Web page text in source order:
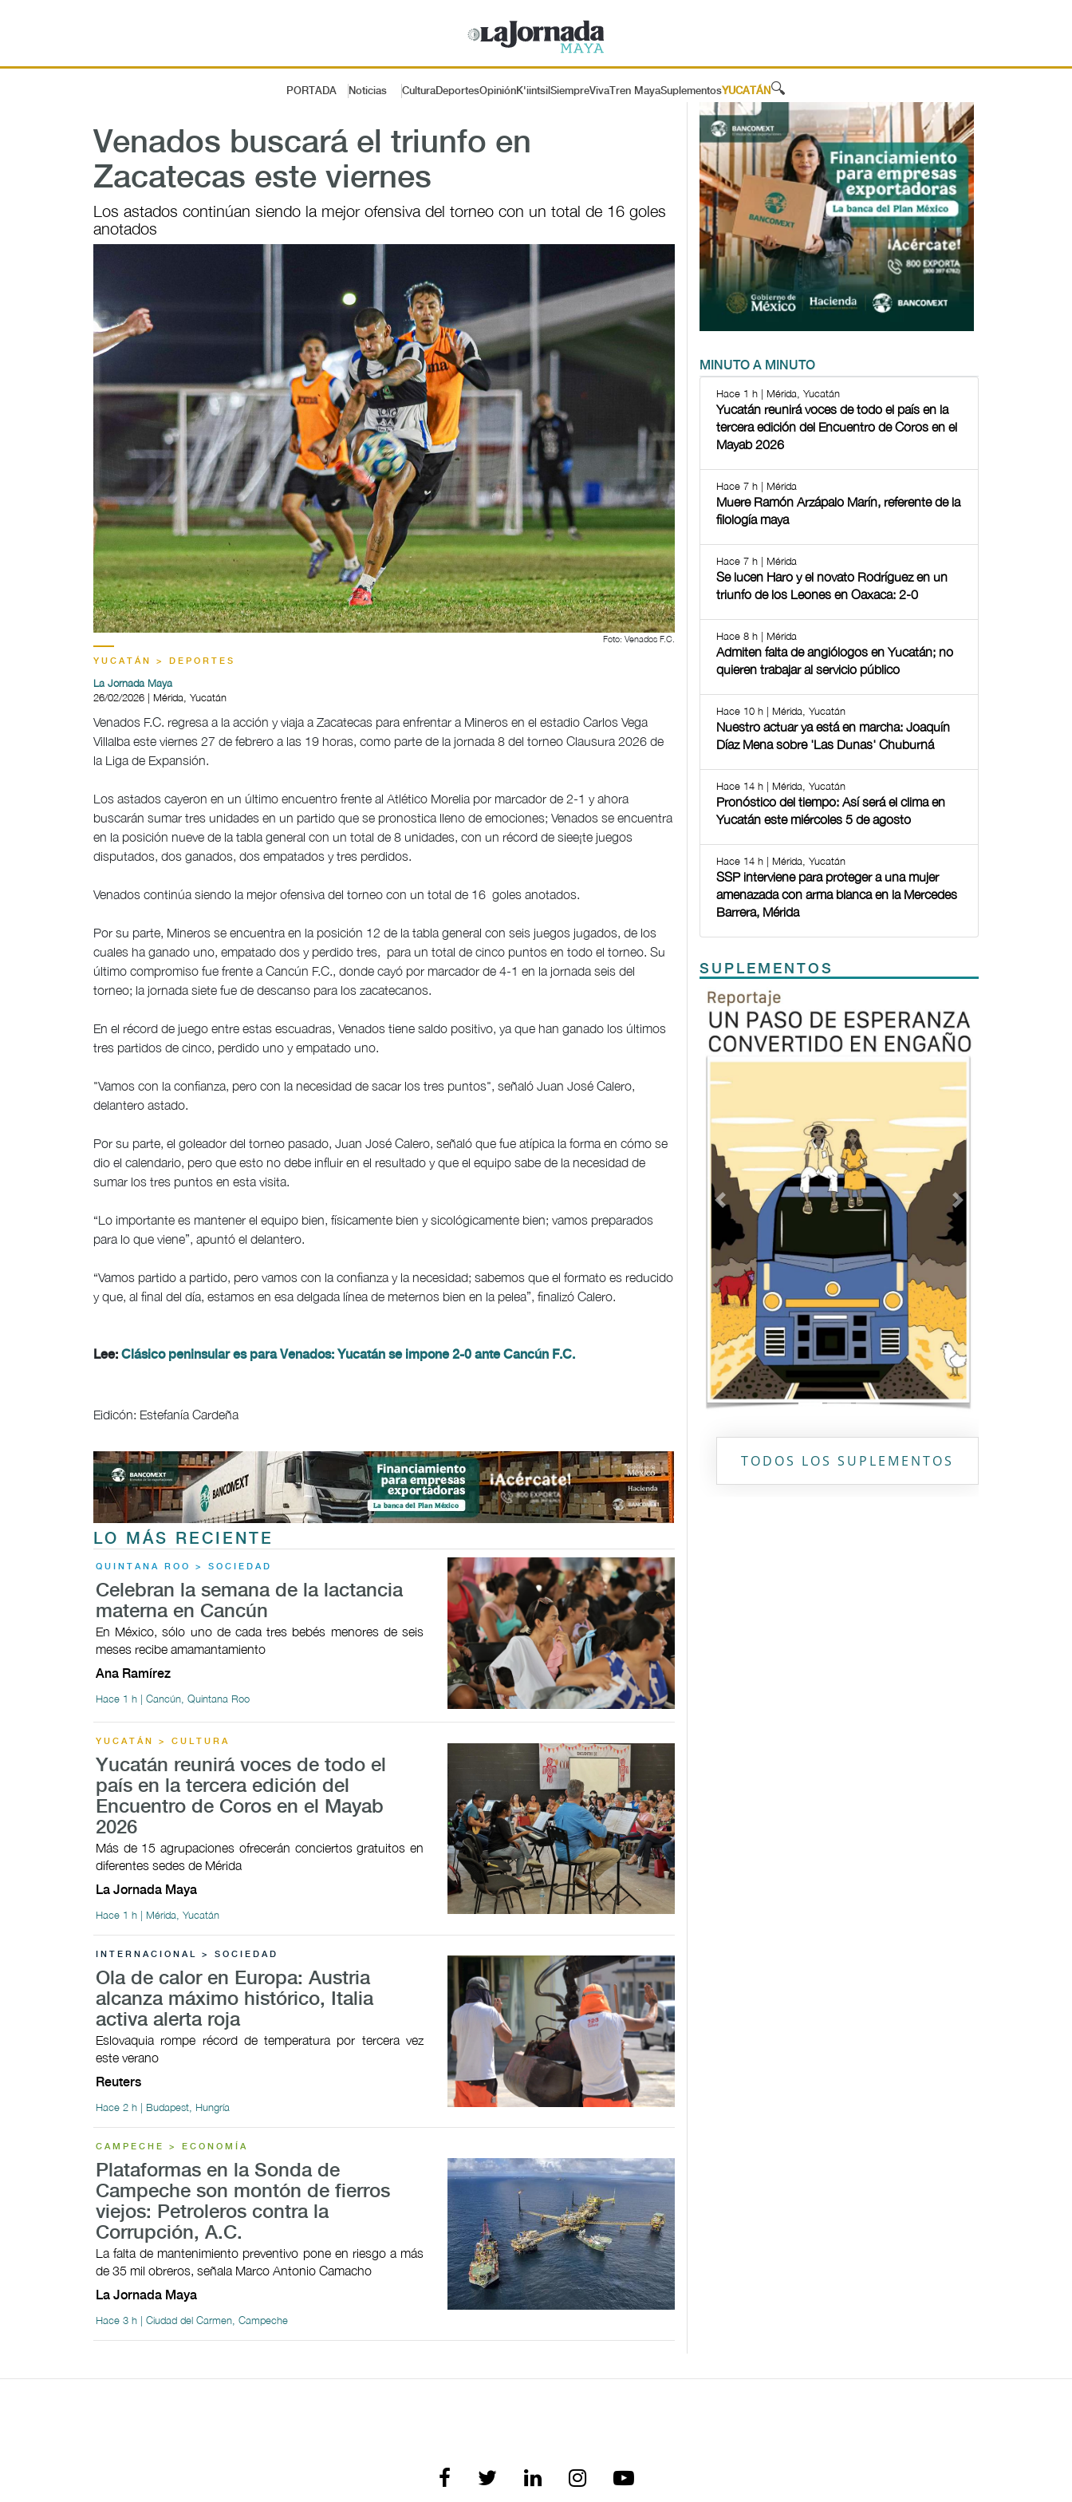
PORTADA Noticias CulturaDeportesOpiniónK'iintsil SiempreViva Tren MayaSuplementosYUCATÁN 🔍
Venados buscará el triunfo en
Zacatecas este viernes
Los astados continúan siendo la mejor ofensiva del torneo con un total de 16 goles
anotados
Foto: Venados F.C.
YUCATÁN > DEPORTES
La Jornada Maya
26/02/2026 | Mérida, Yucatán
Venados F.C. regresa a la acción y viaja a Zacatecas para enfrentar a Mineros en el estadio Carlos Vega
Villalba este viernes 27 de febrero a las 19 horas, como parte de la jornada 8 del torneo Clausura 2026 de
la Liga de Expansión.
Los astados cayeron en un último encuentro frente al Atlético Morelia por marcador de 2-1 y ahora
buscarán sumar tres unidades en un partido que se pronostica lleno de emociones; Venados se encuentra
en la posición nueve de la tabla general con un total de 8 unidades, con un récord de siee¡te juegos
disputados, dos ganados, dos empatados y tres perdidos.
Venados continúa siendo la mejor ofensiva del torneo con un total de 16 goles anotados.
Por su parte, Mineros se encuentra en la posición 12 de la tabla general con seis juegos jugados, de los
cuales ha ganado uno, empatado dos y perdido tres, para un total de cinco puntos en todo el torneo. Su
último compromiso fue frente a Cancún F.C., donde cayó por marcador de 4-1 en la jornada seis del
torneo; la jornada siete fue de descanso para los zacatecanos.
En el récord de juego entre estas escuadras, Venados tiene saldo positivo, ya que han ganado los últimos
tres partidos de cinco, perdido uno y empatado uno.
"Vamos con la confianza, pero con la necesidad de sacar los tres puntos", señaló Juan José Calero,
delantero astado.
Por su parte, el goleador del torneo pasado, Juan José Calero, señaló que fue atípica la forma en cómo se
dio el calendario, pero que esto no debe influir en el resultado y que el equipo sabe de la necesidad de
sumar los tres puntos en esta visita.
“Lo importante es mantener el equipo bien, físicamente bien y sicológicamente bien; vamos preparados
para lo que viene”, apuntó el delantero.
“Vamos partido a partido, pero vamos con la confianza y la necesidad; sabemos que el formato es reducido
y que, al final del día, estamos en esa delgada línea de meternos bien en la pelea”, finalizó Calero.
Lee: Clásico peninsular es para Venados: Yucatán se impone 2-0 ante Cancún F.C.
Eidicón: Estefanía Cardeña
LO MÁS RECIENTE
QUINTANA ROO > SOCIEDAD
Celebran la semana de la lactancia
materna en Cancún
En México, sólo uno de cada tres bebés menores de seis
meses recibe amamantamiento
Ana Ramírez
Hace 1 h | Cancún, Quintana Roo
YUCATÁN > CULTURA
Yucatán reunirá voces de todo el
país en la tercera edición del
Encuentro de Coros en el Mayab
2026
Más de 15 agrupaciones ofrecerán conciertos gratuitos en
diferentes sedes de Mérida
La Jornada Maya
Hace 1 h | Mérida, Yucatán
INTERNACIONAL > SOCIEDAD
Ola de calor en Europa: Austria
alcanza máximo histórico, Italia
activa alerta roja
Eslovaquia rompe récord de temperatura por tercera vez
este verano
Reuters
Hace 2 h | Budapest, Hungría
CAMPECHE > ECONOMÍA
Plataformas en la Sonda de
Campeche son montón de fierros
viejos: Petroleros contra la
Corrupción, A.C.
La falta de mantenimiento preventivo pone en riesgo a más
de 35 mil obreros, señala Marco Antonio Camacho
La Jornada Maya
Hace 3 h | Ciudad del Carmen, Campeche
MINUTO A MINUTO
Hace 1 h | Mérida, Yucatán
Yucatán reunirá voces de todo el país en la
tercera edición del Encuentro de Coros en el
Mayab 2026
Hace 7 h | Mérida
Muere Ramón Arzápalo Marín, referente de la
filología maya
Hace 7 h | Mérida
Se lucen Haro y el novato Rodríguez en un
triunfo de los Leones en Oaxaca: 2-0
Hace 8 h | Mérida
Admiten falta de angiólogos en Yucatán; no
quieren trabajar al servicio público
Hace 10 h | Mérida, Yucatán
Nuestro actuar ya está en marcha: Joaquín
Díaz Mena sobre 'Las Dunas' Chuburná
Hace 14 h | Mérida, Yucatán
Pronóstico del tiempo: Así será el clima en
Yucatán este miércoles 5 de agosto
Hace 14 h | Mérida, Yucatán
SSP interviene para proteger a una mujer
amenazada con arma blanca en la Mercedes
Barrera, Mérida
SUPLEMENTOS
Previous Next
TODOS LOS SUPLEMENTOS